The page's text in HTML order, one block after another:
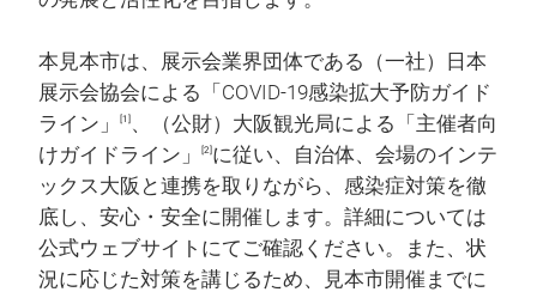
本見本市は、展示会業界団体である（一社）日本
展示会協会による「COVID-19感染拡大予防ガイド
ライン」
[1] 、（公財）大阪観光局による「主催者向
けガイドライン」
[2]に従い、自治体、会場のインテ
ックス大阪と連携を取りながら、感染症対策を徹
底し、安心・安全に開催します。詳細については
公式ウェブサイトにてご確認ください。また、状
況に応じた対策を講じるため、見本市開催までに